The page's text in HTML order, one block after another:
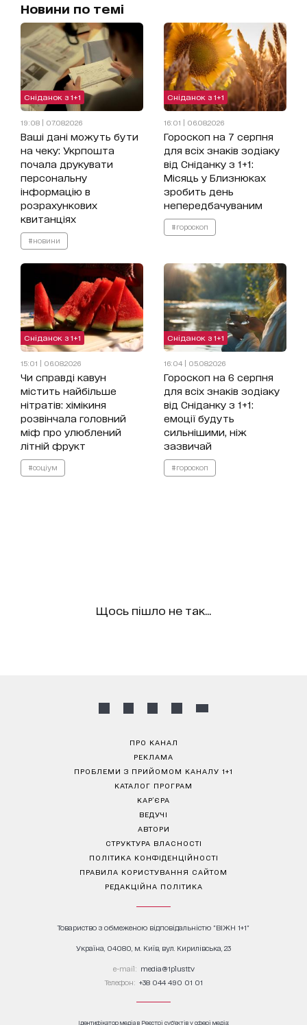
Новини по темі
Сніданок з 1+1
19:08 | 07.08.2026
Ваші дані можуть бути
на чеку: Укрпошта
почала друкувати
персональну
інформацію в
розрахункових
квитанціях
#новини
Сніданок з 1+1
16:01 | 06.08.2026
Гороскоп на 7 серпня
для всіх знаків зодіаку
від Сніданку з 1+1:
Місяць у Близнюках
зробить день
непередбачуваним
#гороскоп
Сніданок з 1+1
15:01 | 06.08.2026
Чи справді кавун
містить найбільше
нітратів: хімікиня
розвінчала головний
міф про улюблений
літній фрукт
#соціум
Сніданок з 1+1
16:04 | 05.08.2026
Гороскоп на 6 серпня
для всіх знаків зодіаку
від Сніданку з 1+1:
емоції будуть
сильнішими, ніж
зазвичай
#гороскоп
Щось пішло не так...
ПРО КАНАЛ
РЕКЛАМА
ПРОБЛЕМИ З ПРИЙОМОМ КАНАЛУ 1+1
КАТАЛОГ ПРОГРАМ
КАР’ЄРА
ВЕДУЧІ
АВТОРИ
СТРУКТУРА ВЛАСНОСТІ
ПОЛІТИКА КОНФІДЕНЦІЙНОСТІ
ПРАВИЛА КОРИСТУВАННЯ САЙТОМ
РЕДАКЦІЙНА ПОЛІТИКА
Товариство з обмеженою відповідальністю "ВІЖН 1+1"
Україна, 04080, м. Київ, вул. Кирилівська, 23
е-mail: media@1plus1.tv
Телефон: +38 044 490 01 01
Ідентифікатор медіа в Реєстрі суб’єктів у сфері медіа: